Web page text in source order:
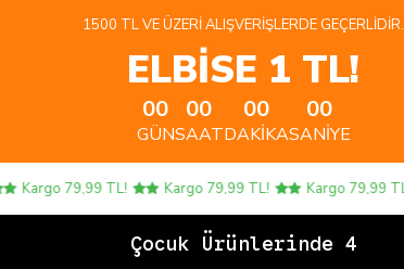
1500 TL VE ÜZERI ALIŞVERIŞLERDE GEÇERLIDIR.
ELBİSE 1 TL!
00
GÜN
00
SAAT
00
DAKIKA
00
SANIYE
79,99 TL! Kargo 79,99 TL! Kargo 79,99 TL!
Çocuk Ürünlerinde 4 AL